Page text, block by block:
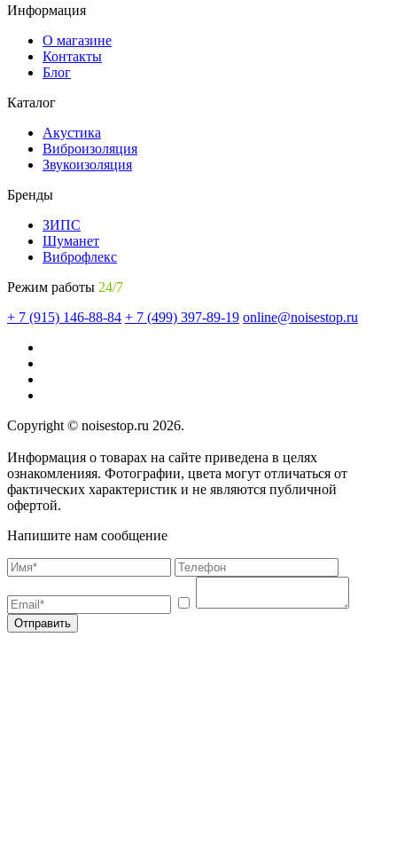
Информация
О магазине
Контакты
Блог
Каталог
Акустика
Виброизоляция
Звукоизоляция
Бренды
ЗИПС
Шуманет
Виброфлекс
Режим работы 24/7
+ 7 (915) 146-88-84 + 7 (499) 397-89-19 online@noisestop.ru
Copyright © noisestop.ru 2026.
Информация о товарах на сайте приведена в целях
ознакомленияя. Фотографии, цвета могут отличаться от
фактических характеристик и не являются публичной
офертой.
Напишите нам сообщение
Отправить